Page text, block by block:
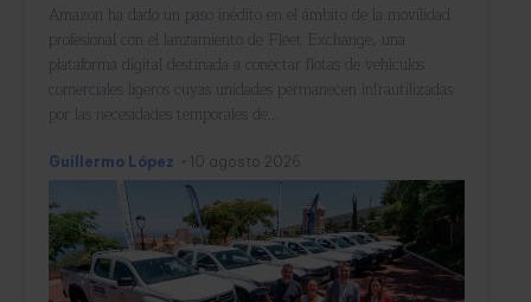
Amazon ha dado un paso inédito en el ámbito de la movilidad
profesional con el lanzamiento de Fleet Exchange, una
plataforma digital destinada a conectar flotas de vehículos
comerciales ligeros cuyas unidades permanecen infrautilizadas
por las necesidades temporales de...
Guillermo López - 10 agosto 2026